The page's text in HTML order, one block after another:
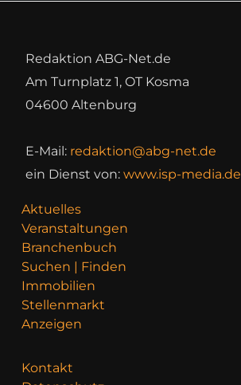
Redaktion ABG-Net.de
Am Turnplatz 1, OT Kosma
04600 Altenburg
E-Mail: redaktion@abg-net.de
ein Dienst von: www.isp-media.de
Aktuelles
Veranstaltungen
Branchenbuch
Suchen | Finden
Immobilien
Stellenmarkt
Anzeigen
Kontakt